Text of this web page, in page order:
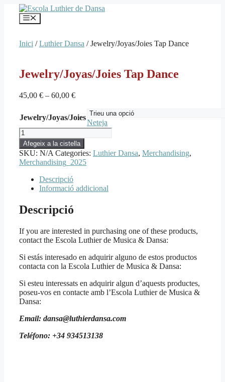
contingut
Menú
Inici /Luthier Dansa / Jewelry/Joyas/Joies Tap Dance
Jewelry/Joyas/Joies Tap Dance
45,00 € – 60,00 €
Jewelry/Joyas/Joies
Neteja
quantitat
de
Jewelry/Joyas/Joies
Tap
Dance
Afegeix a la cistella
SKU: N/A Categories: Luthier Dansa, Merchandising,
Merchandising_2025
Descripció
Informació addicional
Descripció
If you are interested in purchasing one of these products,
contact the Escola Luthier de Musica & Dansa:
Si estás interesado en adquirir alguno de estos productos
contacta con la Escola Luthier de Musica & Dansa:
Si esteu interessats en adquirir algun d’aquests productes,
poseu-vos en contacte amb l’Escola Luthier de Musica &
Dansa:
Email: dansa@luthierdansa.com
Teléfono: +34 934513138